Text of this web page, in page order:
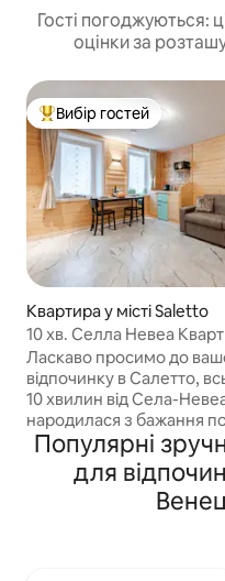
Гості погоджуються:
оцінки за
Топ вибір гостей
Вибір гостей
Квартира у місті Saletto
10 хв. Селла Невеа
гірському будинку
Ласкаво просимо до
відпочинку в Салетто,
10 хвилин від Села-Невеа. Ця
народилася з бажання
спочатку, побудована
місцевими майстрами
громадою, щоб
та автентичність
Популярні
для